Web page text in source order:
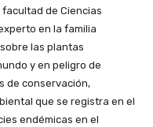
de Ciencias
en la familia
las plantas
y en peligro de
de conservación,
que se registra en el
endémicas en el